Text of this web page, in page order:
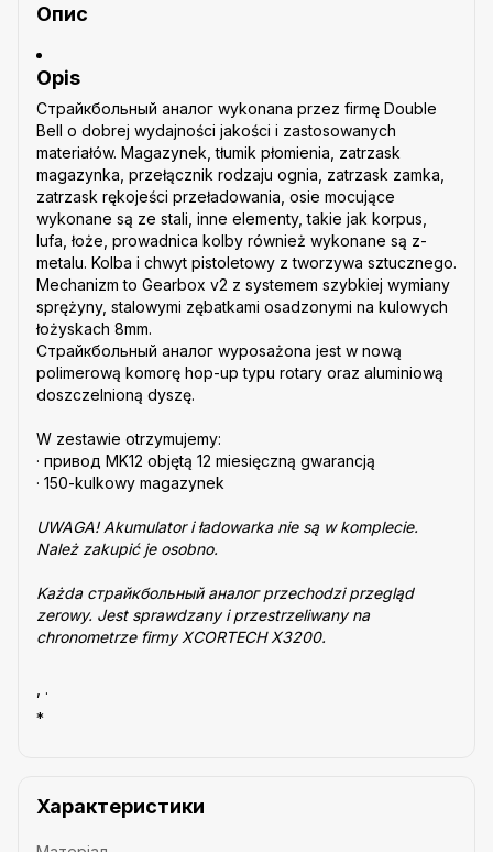
Опис
Opis
Страйкбольный аналог wykonana przez firmę Double
Bell o dobrej wydajności jakości i zastosowanych
materiałów. Magazynek, tłumik płomienia, zatrzask
magazynka, przełącznik rodzaju ognia, zatrzask zamka,
zatrzask rękojeści przeładowania, osie mocujące
wykonane są ze stali, inne elementy, takie jak korpus,
lufa, łoże, prowadnica kolby również wykonane są z-
metalu. Kolba i chwyt pistoletowy z tworzywa sztucznego.
Mechanizm to Gearbox v2 z systemem szybkiej wymiany
sprężyny, stalowymi zębatkami osadzonymi na kulowych
łożyskach 8mm.
Страйкбольный аналог wyposażona jest w nową
polimerową komorę hop-up typu rotary oraz aluminiową
doszczelnioną dyszę.
W zestawie otrzymujemy:
· привод MK12 objętą 12 miesięczną gwarancją
· 150-kulkowy magazynek
UWAGA! Akumulator i ładowarka nie są w komplecie.
Należ zakupić je osobno.
Każda cтрайкбольный аналог przechodzi przegląd
zerowy. Jest sprawdzany i przestrzeliwany na
chronometrze firmy XCORTECH X3200.
, .
*
Характеристики